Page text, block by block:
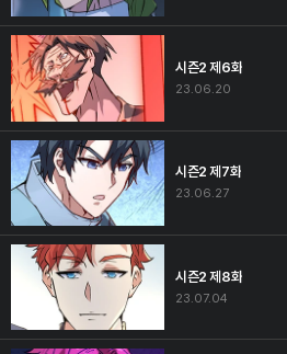
시즌2 제6화
23.06.20
시즌2 제7화
23.06.27
시즌2 제8화
23.07.04